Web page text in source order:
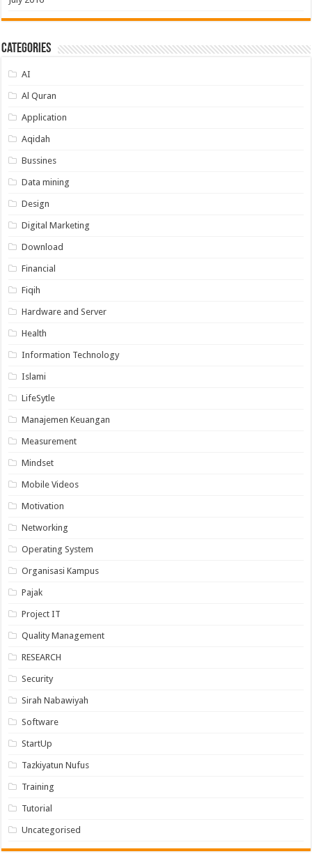
Categories
AI
Al Quran
Application
Aqidah
Bussines
Data mining
Design
Digital Marketing
Download
Financial
Fiqih
Hardware and Server
Health
Information Technology
Islami
LifeSytle
Manajemen Keuangan
Measurement
Mindset
Mobile Videos
Motivation
Networking
Operating System
Organisasi Kampus
Pajak
Project IT
Quality Management
RESEARCH
Security
Sirah Nabawiyah
Software
StartUp
Tazkiyatun Nufus
Training
Tutorial
Uncategorised